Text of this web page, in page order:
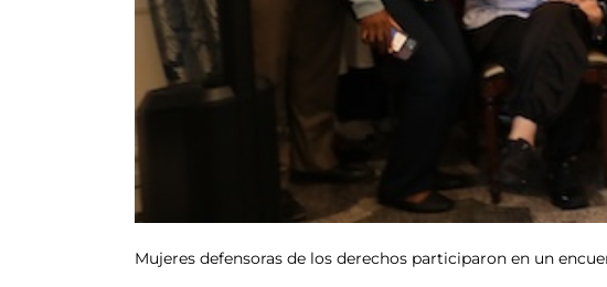
Mujeres defensoras de los derechos participaron en un